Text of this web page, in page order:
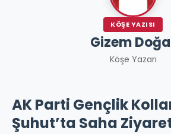
KÖŞE YAZISI
Gizem
Köşe Yazarı
AK Parti Gençlik
Şuhut’ta Saha